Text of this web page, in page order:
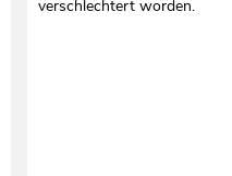
verschlechtert worden.